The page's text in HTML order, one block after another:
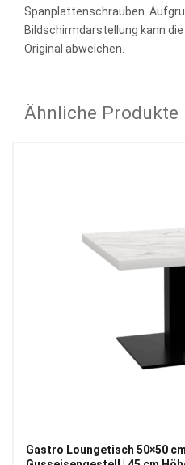
Spanplattenschrauben.
Bildschirmdarstellung kann
Original abweichen.
Ähnliche Produkte
Gastro Loungetisch 50×50 cm